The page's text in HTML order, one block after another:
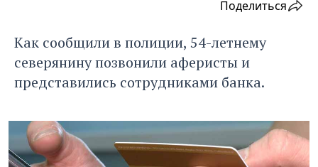
Поделиться
Как сообщили в полиции, 54-летнему
северянину позвонили аферисты и
представились сотрудниками банка.